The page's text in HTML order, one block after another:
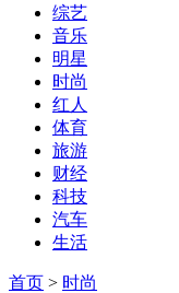
综艺
音乐
明星
时尚
红人
体育
旅游
财经
科技
汽车
生活
首页 > 时尚